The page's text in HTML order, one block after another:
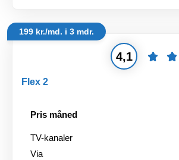
199 kr./md. i 3 mdr.
Flex 2
4,1
Pris måned
TV-kanaler
Via